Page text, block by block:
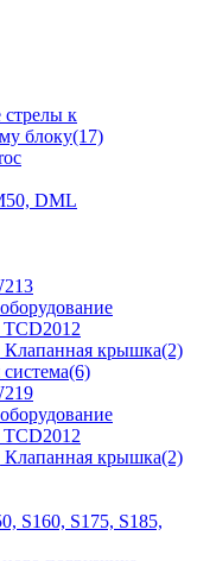
к
блоку(17)
DML
TCD2012
крышка(2)
TCD2012
крышка(2)
S160, S175, S185,